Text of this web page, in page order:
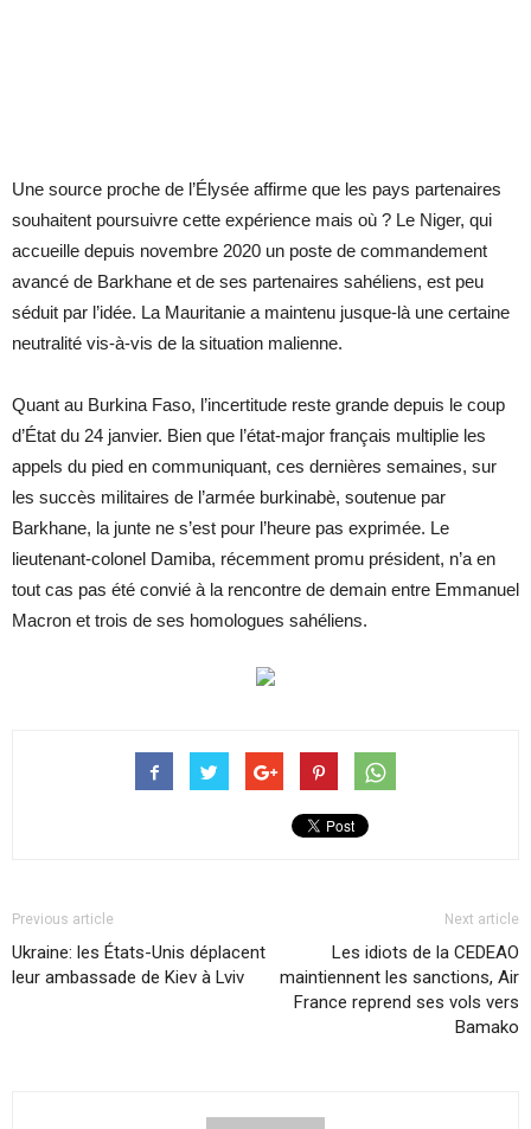
Une source proche de l’Élysée affirme que les pays partenaires
souhaitent poursuivre cette expérience mais où ? Le Niger, qui
accueille depuis novembre 2020 un poste de commandement
avancé de Barkhane et de ses partenaires sahéliens, est peu
séduit par l’idée. La Mauritanie a maintenu jusque-là une certaine
neutralité vis-à-vis de la situation malienne.
Quant au Burkina Faso, l’incertitude reste grande depuis le coup
d’État du 24 janvier. Bien que l’état-major français multiplie les
appels du pied en communiquant, ces dernières semaines, sur
les succès militaires de l’armée burkinabè, soutenue par
Barkhane, la junte ne s’est pour l’heure pas exprimée. Le
lieutenant-colonel Damiba, récemment promu président, n’a en
tout cas pas été convié à la rencontre de demain entre Emmanuel
Macron et trois de ses homologues sahéliens.
Previous article
Ukraine: les États-Unis déplacent
leur ambassade de Kiev à Lviv
Next article
Les idiots de la CEDEAO
maintiennent les sanctions, Air
France reprend ses vols vers
Bamako